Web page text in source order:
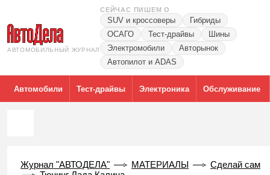
АВТОМОБИЛЬНЫЙ ЖУРНАЛ
СЕЙЧАС ПИШЕМ О
SUV и кроссоверы
Гибриды
ОСАГО
Тест-драйвы
Шины
Электромобили
Авторынок
Автопилот и ADAS
Автомобили Тест-драйвы Электроника Обслуживание
Журнал "АВТОДЕЛА" МАТЕРИАЛЫ
Сделай сам